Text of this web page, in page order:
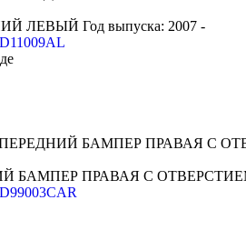
ЛЕВЫЙ Год выпуска: 2007 -
БАМПЕР ПРАВАЯ С